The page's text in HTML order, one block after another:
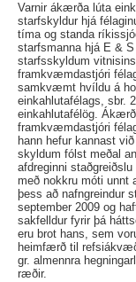
Varnir ákærða lúta
starfskyldur hjá
tíma og standa
starfsmanna hjá E &
starfsskyldum
framkvæmdastjóri
samkvæmt hvíldu á
einkahlutafélags, sbr.
einkahlutafélög.
framkvæmdastjóri
hann hefur kannast
skyldum fólst meðal
afdreginni
með nokkru móti unnt
þess að nafngreindur
september 2009 og
sakfelldur fyrir þá
eru brot hans, sem
heimfærð til
gr. almennra
ræðir.